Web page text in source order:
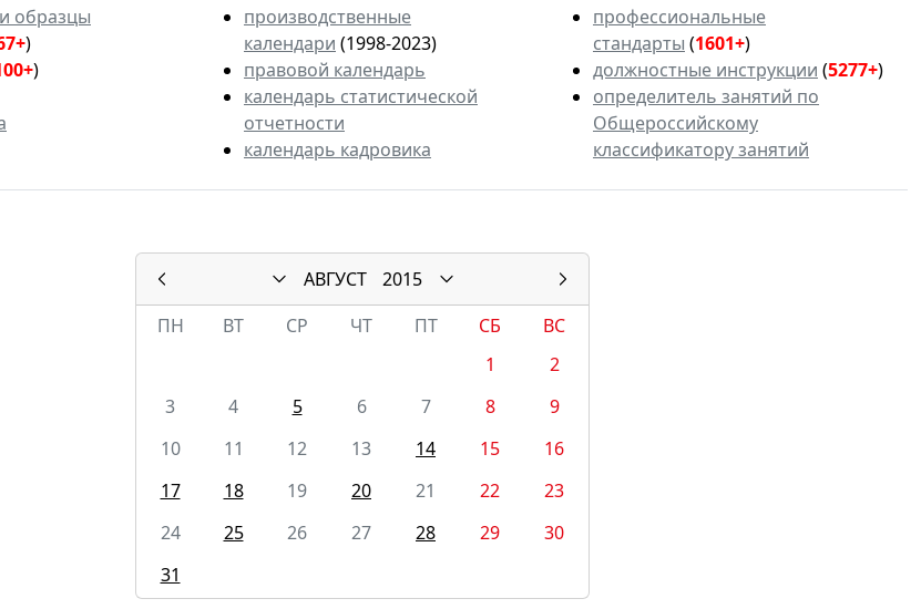
образцы
)
)
производственные
календари (1998-2023)
правовой календарь
календарь статистической
отчетности
календарь кадровика
профессиональные
стандарты (1601+)
должностные инструкции (5277+)
определитель занятий по
Общероссийскому
классификатору занятий
АВГУСТ
2015
ПН
ВТ СР ЧТ ПТ СБ
ВС
1
2
3
4 5 6 7 8
9
10
11 12 13 14 15
16
17
18 19 20 21 22
23
24
25 26 27 28 29
30
31